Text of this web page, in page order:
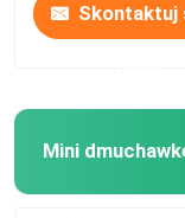
Skontaktuj się z
Skontaktuj
Mini